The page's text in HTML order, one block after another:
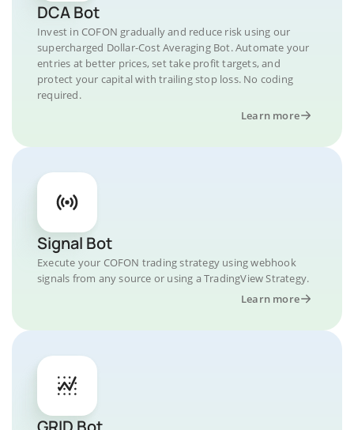
DCA Bot
Invest in COFON gradually and reduce risk using our
supercharged Dollar-Cost Averaging Bot. Automate your
entries at better prices, set take profit targets, and
protect your capital with trailing stop loss. No coding
required.
Learn more
Signal Bot
Execute your COFON trading strategy using webhook
signals from any source or using a TradingView Strategy.
Learn more